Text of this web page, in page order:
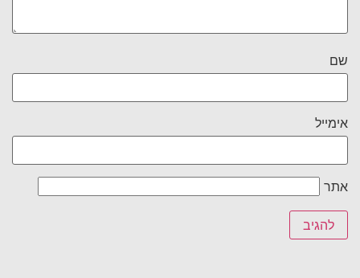
שם
אימייל
אתר